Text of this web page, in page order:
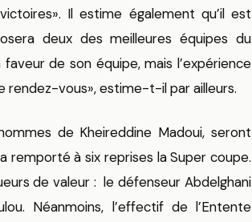
Il estime également qu’il est
deux des meilleures équipes du
de son équipe, mais l’expérience
rendez-vous», estime-t-il par ailleurs.
de Kheireddine Madoui, seront
remporté à six reprises la Super coupe.
de valeur : le défenseur Abdelghani
Néanmoins, l’effectif de l’Entente